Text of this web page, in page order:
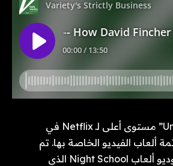
يمثل فيلم “Unhinged” مستوى أعلى لـ Netflix في
ألعاب الفيديو الخاصة بها. تم
إنتاجه بواسطة استوديو ألعاب Night School الذي